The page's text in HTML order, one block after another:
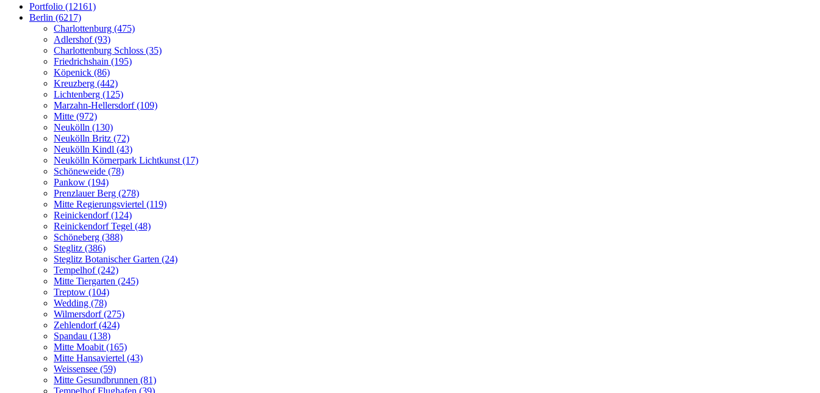
Portfolio (12161)
Berlin (6217)
Charlottenburg (475)
Adlershof (93)
Charlottenburg Schloss (35)
Friedrichshain (195)
Köpenick (86)
Kreuzberg (442)
Lichtenberg (125)
Marzahn-Hellersdorf (109)
Mitte (972)
Neukölln (130)
Neukölln Britz (72)
Neukölln Kindl (43)
Neukölln Körnerpark Lichtkunst (17)
Schöneweide (78)
Pankow (194)
Prenzlauer Berg (278)
Mitte Regierungsviertel (119)
Reinickendorf (124)
Reinickendorf Tegel (48)
Schöneberg (388)
Steglitz (386)
Steglitz Botanischer Garten (24)
Tempelhof (242)
Mitte Tiergarten (245)
Treptow (104)
Wedding (78)
Wilmersdorf (275)
Zehlendorf (424)
Spandau (138)
Mitte Moabit (165)
Mitte Hansaviertel (43)
Weissensee (59)
Mitte Gesundbrunnen (81)
Tempelhof Flughafen (39)